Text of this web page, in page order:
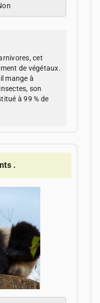
cet
de végétaux.
mange à
son
à 99 % de
.